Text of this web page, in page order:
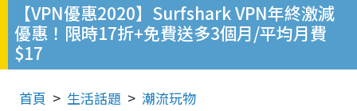
【VPN優惠2020】Surfshark VPN年終激減
優惠！限時17折+免費送多3個月/平均月費
$17
首頁 生活話題 潮流玩物